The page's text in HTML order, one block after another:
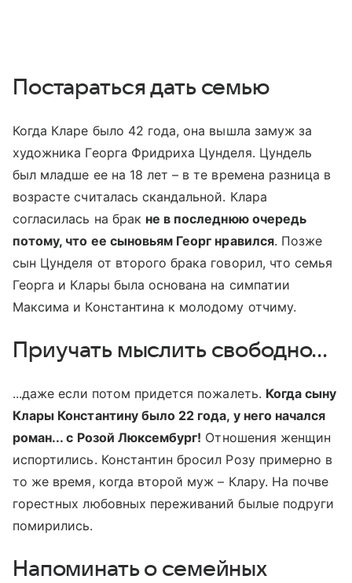
Постараться дать семью
Когда Кларе было 42 года, она вышла замуж за
художника Георга Фридриха Цунделя. Цундель
был младше ее на 18 лет – в те времена разница в
возрасте считалась скандальной. Клара
согласилась на брак не в последнюю очередь
потому, что ее сыновьям Георг нравился. Позже
сын Цунделя от второго брака говорил, что семья
Георга и Клары была основана на симпатии
Максима и Константина к молодому отчиму.
Приучать мыслить свободно...
...даже если потом придется пожалеть. Когда сыну
Клары Константину было 22 года, у него начался
роман... с Розой Люксембург! Отношения женщин
испортились. Константин бросил Розу примерно в
то же время, когда второй муж – Клару. На почве
горестных любовных переживаний былые подруги
помирились.
Напоминать о семейных